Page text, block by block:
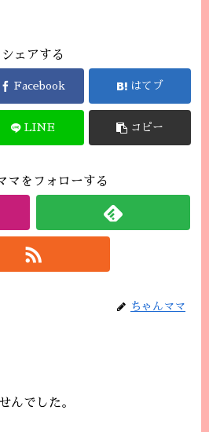
シェアする
Facebook はてブ
LINE コピー
マをフォローする
ちゃんママ
んでした。